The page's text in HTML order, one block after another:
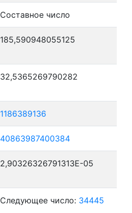
Составное число
185,590948055125
32,5365269790282
1186389136
40863987400384
2,90326326791313E-05
Следующее число: 34445